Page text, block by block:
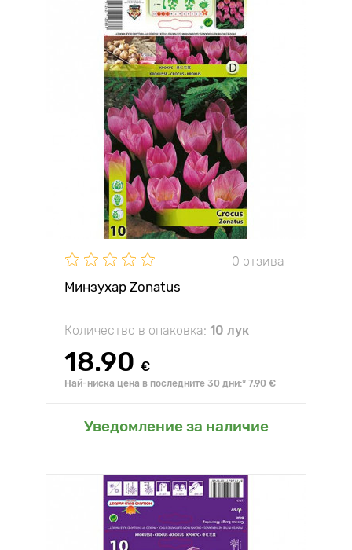
0 отзива
Минзухар Zonatus
Количество в опаковка: 10 лук
18.90 €
Най-ниска цена в последните 30 дни:* 7.90 €
Уведомление за наличие